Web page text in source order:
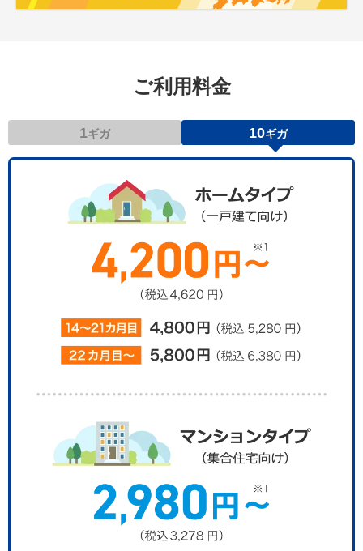
ご利用料金
1ギガ 10ギガ